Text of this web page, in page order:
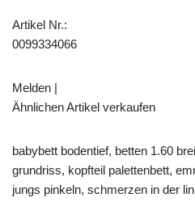
Artikel Nr.:
0099334066
Melden |
Ähnlichen Artikel verkaufen
babybett bodentief, betten 1.60
grundriss, kopfteil palettenbett,
jungs pinkeln, schmerzen in der